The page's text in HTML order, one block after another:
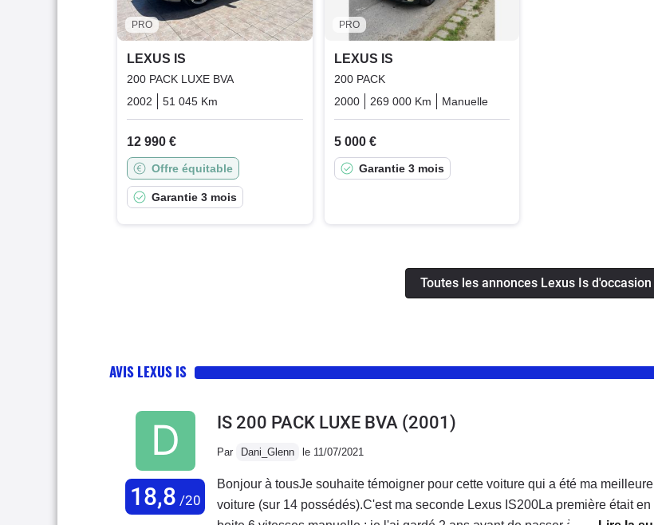
PRO
LEXUS IS
200 PACK LUXE BVA
2002
51 045 Km Essence
12 990 €
Offre équitable
Garantie 3 mois
PRO
LEXUS IS
200 PACK
2000
269 000 Km Manuelle
5 000 €
Garantie 3 mois
Toutes les annonces Lexus Is d'occasion
AVIS LEXUS IS
18,8 /20
IS 200 PACK LUXE BVA (2001)
Par Dani_Glenn le 11/07/2021
Bonjour à tousJe souhaite témoigner pour cette voiture qui a été ma meilleure
voiture (sur 14 possédés).C'est ma seconde Lexus IS200La première était en